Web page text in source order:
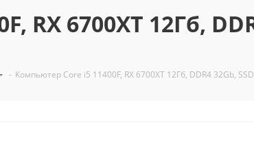
RX 6700XT 12Гб,
- Компьютер Core i5 11400F, RX 6700XT 12Гб, DDR4 32Gb,